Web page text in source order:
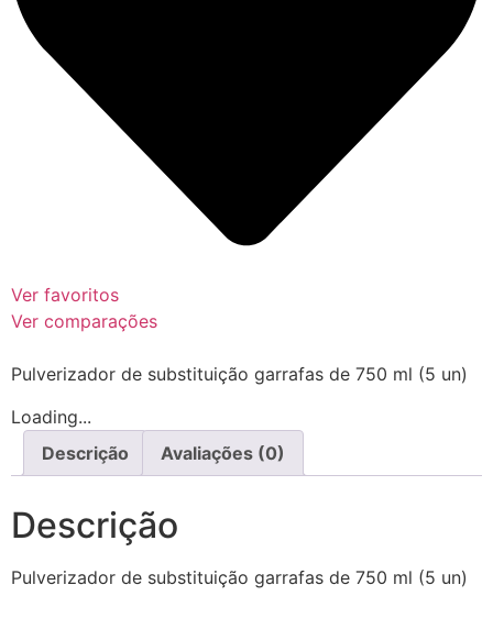
Ver favoritos
Ver comparações
Pulverizador de substituição garrafas de 750 ml (5 un)
Loading...
Descrição
Avaliações (0)
Descrição
Pulverizador de substituição garrafas de 750 ml (5 un)